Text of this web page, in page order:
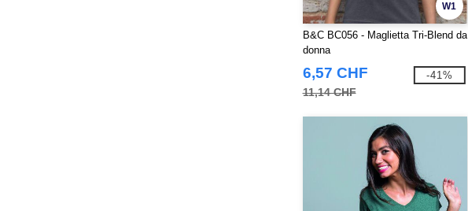
W1
B&C BC056 - Maglietta Tri-Blend da
donna
6,57 CHF
11,14 CHF
-41%